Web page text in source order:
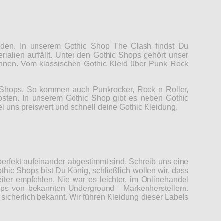
In unserem Gothic Shop The Clash findst Du
auffällt. Unter den Gothic Shops gehört unser
Vom klassischen Gothic Kleid über Punk Rock
So kommen auch Punkrocker, Rock n Roller,
In unserem Gothic Shop gibt es neben Gothic
uns preiswert und schnell deine Gothic Kleidung.
aufeinander abgestimmt sind. Schreib uns eine
Shops bist Du König, schließlich wollen wir, dass
empfehlen. Nie war es leichter, im Onlinehandel
von bekannten Underground - Markenherstellern.
bekannt. Wir führen Kleidung dieser Labels